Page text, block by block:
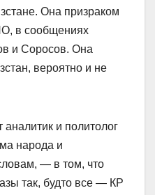
Она призраком
в сообщениях
и Соросов. Она
вероятно и не
и политолог
народа и
— в том, что
так, будто все — КР